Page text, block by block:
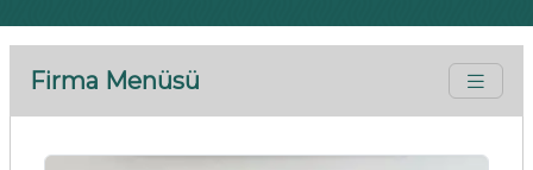
Firma Menüsü